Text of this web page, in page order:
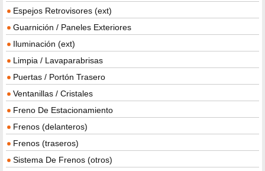
Espejos Retrovisores (ext)
Guarnición / Paneles Exteriores
Iluminación (ext)
Limpia / Lavaparabrisas
Puertas / Portón Trasero
Ventanillas / Cristales
Freno De Estacionamiento
Frenos (delanteros)
Frenos (traseros)
Sistema De Frenos (otros)